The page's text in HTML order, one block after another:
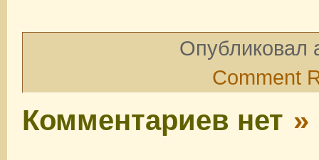
Опубликовал
Comment
Комментариев нет »